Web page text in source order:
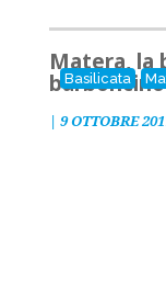
Basilicata
Matera, la
| 9 OTTOBRE